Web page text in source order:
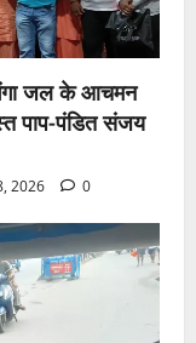
गंगा जल के आचमन
पाप-पंडित संजय
2026 0